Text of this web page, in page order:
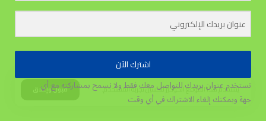
يستخدم هذا الموقع الكوكيز لتحسين تجربة المستخدم. قبول وإغلاق
اشترك الآن
نستخدم عنوان بريدك للتواصل معك فقط ولا نسمح بمشاركته مع أي
جهةويمكنك إلغاء الاشتراك في أي وقت